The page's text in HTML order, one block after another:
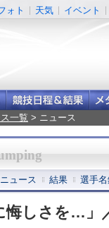
ォト 天気 イベント
一覧 > ニュース
ュース 結果 選手
悔しさを…」